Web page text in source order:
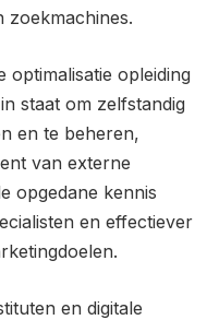
zoekmachines.
optimalisatie opleiding
staat om zelfstandig
en te beheren,
van externe
opgedane kennis
en effectiever
en digitale